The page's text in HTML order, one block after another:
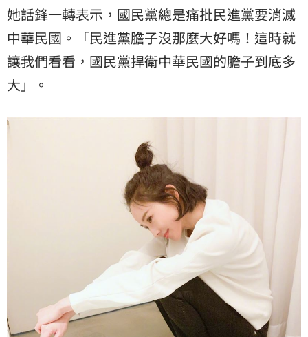
她話鋒一轉表示，國民黨總是痛批民進黨要消滅
中華民國。「民進黨膽子沒那麼大好嗎！這時就
讓我們看看，國民黨捍衛中華民國的膽子到底多
大」。